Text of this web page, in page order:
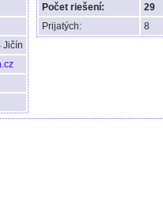
Jičín
Počet riešení:
29
Prijatých:
8